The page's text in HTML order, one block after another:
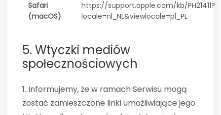
Safari
(macOS)
https://support.apple.com/kb/PH21411?
locale=nl_NL&viewlocale=pl_PL
5. Wtyczki mediów
społecznościowych
1. Informujemy, że w ramach Serwisu mogą
zostać zamieszczone linki umożliwiające jego